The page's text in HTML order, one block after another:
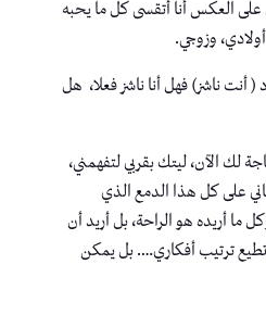
على العكس أنا أتقسى كل ما يحبه
وزوجي.
أنت ناشز) فهل أنا ناشز فعلا، هل
لك الآن، ليتك بقربي لتفهمني،
على كل هذا الدمع الذي
أريده هو الراحة، بل أريد أن
ترتيب أفكاري…. بل يمكن